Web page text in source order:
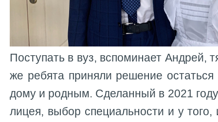
Поступать в вуз, вспоминает Андрей,
же ребята приняли решение
дому и родным. Сделанный в 2021
лицея, выбор специальности и у того,